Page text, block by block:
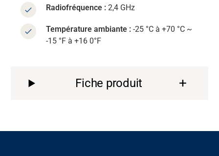
Radiofréquence : 2,4 GHz
Température ambiante : -25 °C à +70 °C ~
-15 °F à +16 0°F
Fiche produit